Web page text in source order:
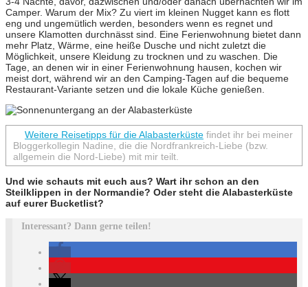
Camper. Warum der Mix? Zu viert im kleinen Nugget kann es flott
eng und ungemütlich werden, besonders wenn es regnet und
unsere Klamotten durchnässt sind. Eine Ferienwohnung bietet dann
mehr Platz, Wärme, eine heiße Dusche und nicht zuletzt die
Möglichkeit, unsere Kleidung zu trocknen und zu waschen. Die
Tage, an denen wir in einer Ferienwohnung hausen, kochen wir
meist dort, während wir an den Camping-Tagen auf die bequeme
Restaurant-Variante setzen und die lokale Küche genießen.
Weitere Reisetipps für die Alabasterküste findet ihr bei meiner
Bloggerkollegin Nadine, die die Nordfrankreich-Liebe (bzw.
allgemein die Nord-Liebe) mit mir teilt.
Und wie schauts mit euch aus? Wart ihr schon an den
Steilklippen in der Normandie? Oder steht die Alabasterküste
auf eurer Bucketlist?
Interessant? Dann gerne teilen!